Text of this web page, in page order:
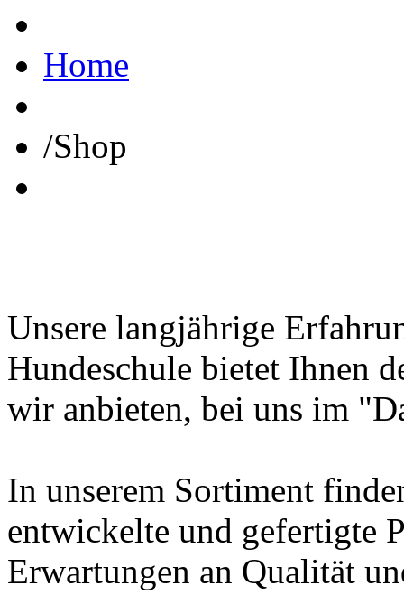
Home
/Shop
Unsere langjährige
Hundeschule bietet Ihnen
wir anbieten, bei uns im
In unserem Sortiment
entwickelte und gefertigte
Erwartungen an Qualität